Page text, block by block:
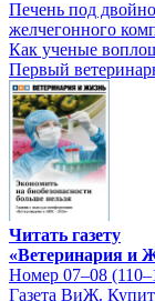
Печень под
желчегонного
Как ученые
Первый
Читать газету
«Ветеринария и
Номер 07–08
Газета ВиЖ.